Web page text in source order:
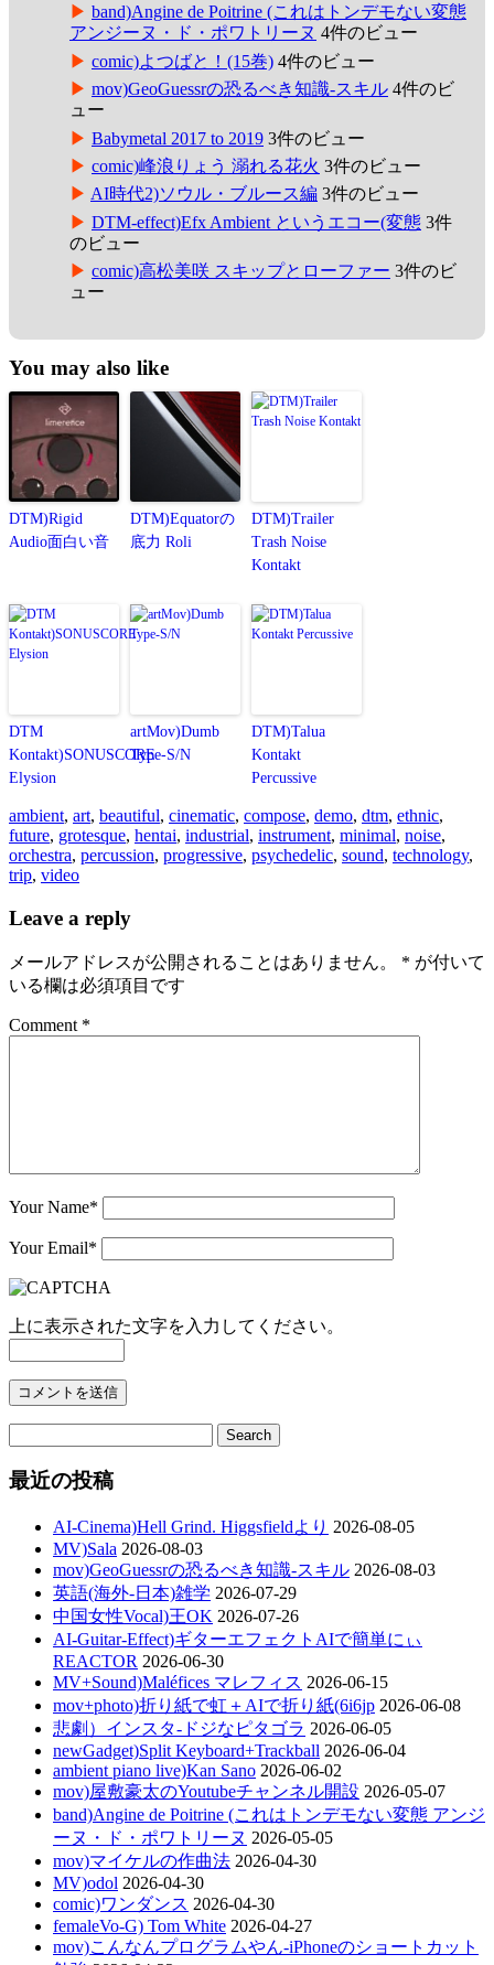
band)Angine de Poitrine (これはトンデモない変態
アンジーヌ・ド・ポワトリーヌ 4件のビュー
comic)よつばと！(15巻) 4件のビュー
mov)GeoGuessrの恐るべき知識-スキル 4件のビ
ュー
Babymetal 2017 to 2019 3件のビュー
comic)峰浪りょう 溺れる花火 3件のビュー
AI時代2)ソウル・ブルース編 3件のビュー
DTM-effect)Efx Ambient というエコー(変態 3件
のビュー
comic)高松美咲 スキップとローファー 3件のビ
ュー
You may also like
DTM)Rigid
Audio面白い音
DTM)Equatorの
底力 Roli
DTM)Trailer
Trash Noise
Kontakt
DTM
Kontakt)SONUSCORE
Elysion
artMov)Dumb
Type-S/N
DTM)Talua
Kontakt
Percussive
ambient, art, beautiful, cinematic, compose, demo, dtm, ethnic,
future, grotesque, hentai, industrial, instrument, minimal, noise,
orchestra, percussion, progressive, psychedelic, sound, technology,
trip, video
Leave a reply
メールアドレスが公開されることはありません。 * が付いて
いる欄は必須項目です
Comment *
Your Name*
Your Email*
上に表示された文字を入力してください。
最近の投稿
AI-Cinema)Hell Grind. Higgsfieldより 2026-08-05
MV)Sala 2026-08-03
mov)GeoGuessrの恐るべき知識-スキル 2026-08-03
英語(海外-日本)雑学 2026-07-29
中国女性Vocal)王OK 2026-07-26
AI-Guitar-Effect)ギターエフェクトAIで簡単にぃ
REACTOR 2026-06-30
MV+Sound)Maléfices マレフィス 2026-06-15
mov+photo)折り紙で虹＋AIで折り紙(6i6jp 2026-06-08
悲劇）インスタ-ドジなピタゴラ 2026-06-05
newGadget)Split Keyboard+Trackball 2026-06-04
ambient piano live)Kan Sano 2026-06-02
mov)屋敷豪太のYoutubeチャンネル開設 2026-05-07
band)Angine de Poitrine (これはトンデモない変態 アンジ
ーヌ・ド・ポワトリーヌ 2026-05-05
mov)マイケルの作曲法 2026-04-30
MV)odol 2026-04-30
comic)ワンダンス 2026-04-30
femaleVo-G) Tom White 2026-04-27
mov)こんなんプログラムやん-iPhoneのショートカット